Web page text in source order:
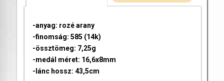
-anyag: rozé arany
-finomság: 585 (14k)
-össztömeg: 7,25g
-medál méret: 16,6x8mm
-lánc hossz: 43,5cm